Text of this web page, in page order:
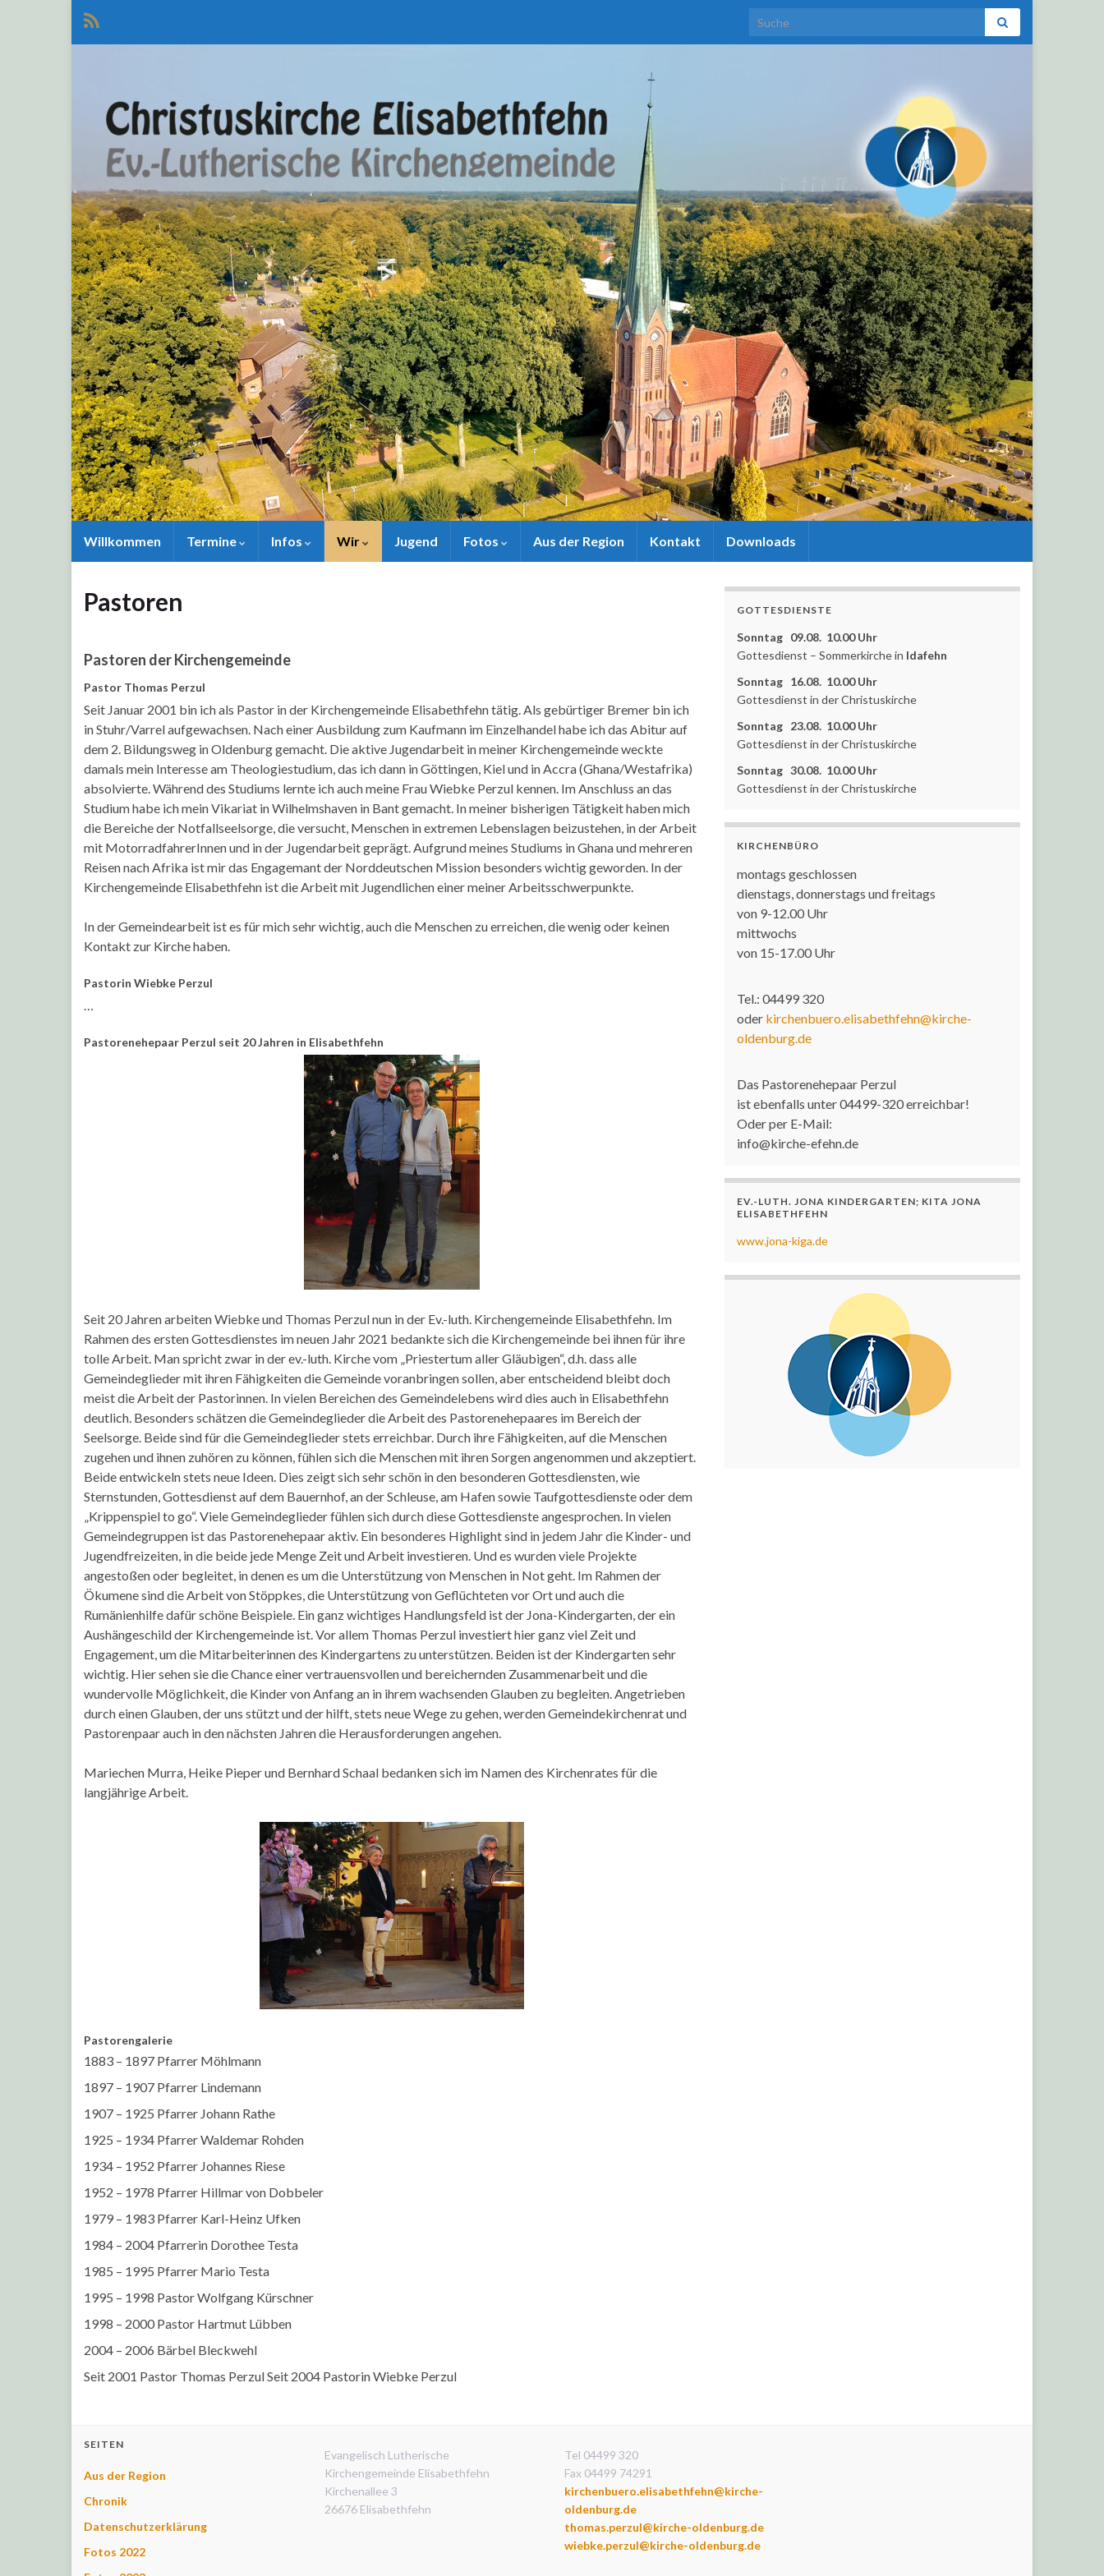
Search for:
Willkommen Termine Infos Wir Jugend Fotos Aus der Region Kontakt Downloads
Pastoren
Pastoren der Kirchengemeinde
Pastor Thomas Perzul
Seit Januar 2001 bin ich als Pastor in der Kirchengemeinde Elisabethfehn tätig. Als gebürtiger Bremer bin ich
in Stuhr/Varrel aufgewachsen. Nach einer Ausbildung zum Kaufmann im Einzelhandel habe ich das Abitur auf
dem 2. Bildungsweg in Oldenburg gemacht. Die aktive Jugendarbeit in meiner Kirchengemeinde weckte
damals mein Interesse am Theologiestudium, das ich dann in Göttingen, Kiel und in Accra (Ghana/Westafrika)
absolvierte. Während des Studiums lernte ich auch meine Frau Wiebke Perzul kennen. Im Anschluss an das
Studium habe ich mein Vikariat in Wilhelmshaven in Bant gemacht. In meiner bisherigen Tätigkeit haben mich
die Bereiche der Notfallseelsorge, die versucht, Menschen in extremen Lebenslagen beizustehen, in der Arbeit
mit MotorradfahrerInnen und in der Jugendarbeit geprägt. Aufgrund meines Studiums in Ghana und mehreren
Reisen nach Afrika ist mir das Engagemant der Norddeutschen Mission besonders wichtig geworden. In der
Kirchengemeinde Elisabethfehn ist die Arbeit mit Jugendlichen einer meiner Arbeitsschwerpunkte.
In der Gemeindearbeit ist es für mich sehr wichtig, auch die Menschen zu erreichen, die wenig oder keinen
Kontakt zur Kirche haben.
Pastorin Wiebke Perzul
…
Pastorenehepaar Perzul seit 20 Jahren in Elisabethfehn
Seit 20 Jahren arbeiten Wiebke und Thomas Perzul nun in der Ev.-luth. Kirchengemeinde Elisabethfehn. Im
Rahmen des ersten Gottesdienstes im neuen Jahr 2021 bedankte sich die Kirchengemeinde bei ihnen für ihre
tolle Arbeit. Man spricht zwar in der ev.-luth. Kirche vom „Priestertum aller Gläubigen“, d.h. dass alle
Gemeindeglieder mit ihren Fähigkeiten die Gemeinde voranbringen sollen, aber entscheidend bleibt doch
meist die Arbeit der Pastorinnen. In vielen Bereichen des Gemeindelebens wird dies auch in Elisabethfehn
deutlich. Besonders schätzen die Gemeindeglieder die Arbeit des Pastorenehepaares im Bereich der
Seelsorge. Beide sind für die Gemeindeglieder stets erreichbar. Durch ihre Fähigkeiten, auf die Menschen
zugehen und ihnen zuhören zu können, fühlen sich die Menschen mit ihren Sorgen angenommen und akzeptiert.
Beide entwickeln stets neue Ideen. Dies zeigt sich sehr schön in den besonderen Gottesdiensten, wie
Sternstunden, Gottesdienst auf dem Bauernhof, an der Schleuse, am Hafen sowie Taufgottesdienste oder dem
„Krippenspiel to go“. Viele Gemeindeglieder fühlen sich durch diese Gottesdienste angesprochen. In vielen
Gemeindegruppen ist das Pastorenehepaar aktiv. Ein besonderes Highlight sind in jedem Jahr die Kinder- und
Jugendfreizeiten, in die beide jede Menge Zeit und Arbeit investieren. Und es wurden viele Projekte
angestoßen oder begleitet, in denen es um die Unterstützung von Menschen in Not geht. Im Rahmen der
Ökumene sind die Arbeit von Stöppkes, die Unterstützung von Geflüchteten vor Ort und auch die
Rumänienhilfe dafür schöne Beispiele. Ein ganz wichtiges Handlungsfeld ist der Jona-Kindergarten, der ein
Aushängeschild der Kirchengemeinde ist. Vor allem Thomas Perzul investiert hier ganz viel Zeit und
Engagement, um die Mitarbeiterinnen des Kindergartens zu unterstützen. Beiden ist der Kindergarten sehr
wichtig. Hier sehen sie die Chance einer vertrauensvollen und bereichernden Zusammenarbeit und die
wundervolle Möglichkeit, die Kinder von Anfang an in ihrem wachsenden Glauben zu begleiten. Angetrieben
durch einen Glauben, der uns stützt und der hilft, stets neue Wege zu gehen, werden Gemeindekirchenrat und
Pastorenpaar auch in den nächsten Jahren die Herausforderungen angehen.
Mariechen Murra, Heike Pieper und Bernhard Schaal bedanken sich im Namen des Kirchenrates für die
langjährige Arbeit.
Pastorengalerie
1883 – 1897 Pfarrer Möhlmann
1897 – 1907 Pfarrer Lindemann
1907 – 1925 Pfarrer Johann Rathe
1925 – 1934 Pfarrer Waldemar Rohden
1934 – 1952 Pfarrer Johannes Riese
1952 – 1978 Pfarrer Hillmar von Dobbeler
1979 – 1983 Pfarrer Karl-Heinz Ufken
1984 – 2004 Pfarrerin Dorothee Testa
1985 – 1995 Pfarrer Mario Testa
1995 – 1998 Pastor Wolfgang Kürschner
1998 – 2000 Pastor Hartmut Lübben
2004 – 2006 Bärbel Bleckwehl
Seit 2001 Pastor Thomas Perzul Seit 2004 Pastorin Wiebke Perzul
GOTTESDIENSTE
Sonntag 09.08. 10.00 Uhr
Gottesdienst – Sommerkirche in Idafehn
Sonntag 16.08. 10.00 Uhr
Gottesdienst in der Christuskirche
Sonntag 23.08. 10.00 Uhr
Gottesdienst in der Christuskirche
Sonntag 30.08. 10.00 Uhr
Gottesdienst in der Christuskirche
KIRCHENBÜRO
montags geschlossen
dienstags, donnerstags und freitags
von 9-12.00 Uhr
mittwochs
von 15-17.00 Uhr
Tel.: 04499 320
oder kirchenbuero.elisabethfehn@kirche-
oldenburg.de
Das Pastorenehepaar Perzul
ist ebenfalls unter 04499-320 erreichbar!
Oder per E-Mail:
info@kirche-efehn.de
EV.-LUTH. JONA KINDERGARTEN; KITA JONA
ELISABETHFEHN
www.jona-kiga.de
SEITEN
Aus der Region
Chronik
Datenschutzerklärung
Fotos 2022
Evangelisch Lutherische
Kirchengemeinde Elisabethfehn
Kirchenallee 3
26676 Elisabethfehn
Tel 04499 320
Fax 04499 74291
kirchenbuero.elisabethfehn@kirche-
oldenburg.de
thomas.perzul@kirche-oldenburg.de
wiebke.perzul@kirche-oldenburg.de